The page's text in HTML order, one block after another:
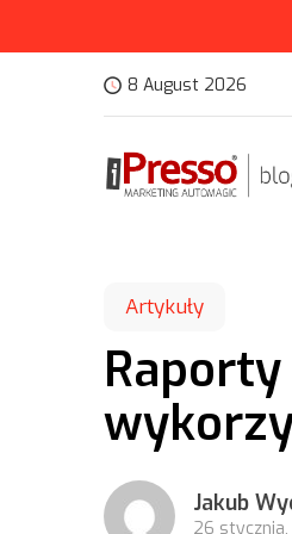
8 August 2026
Artykuły
Raporty
Jakub
26